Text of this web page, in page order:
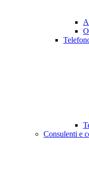
Consulenti e